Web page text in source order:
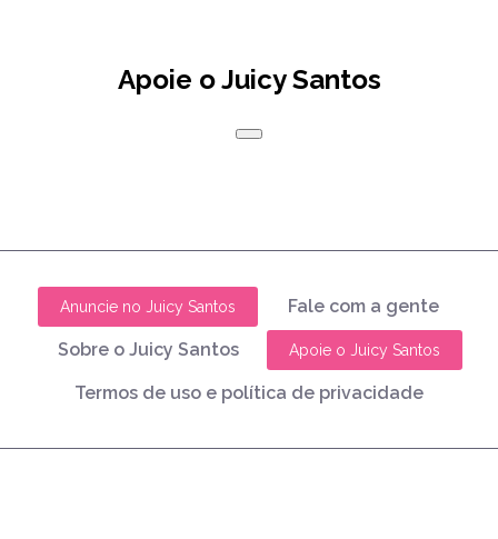
Apoie o Juicy Santos
Anuncie no Juicy Santos Fale com a gente
Sobre o Juicy Santos Apoie o Juicy Santos
Termos de uso e política de privacidade